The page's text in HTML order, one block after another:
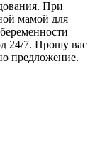
При
мамой для
24/7. Прошу вас
предложение.